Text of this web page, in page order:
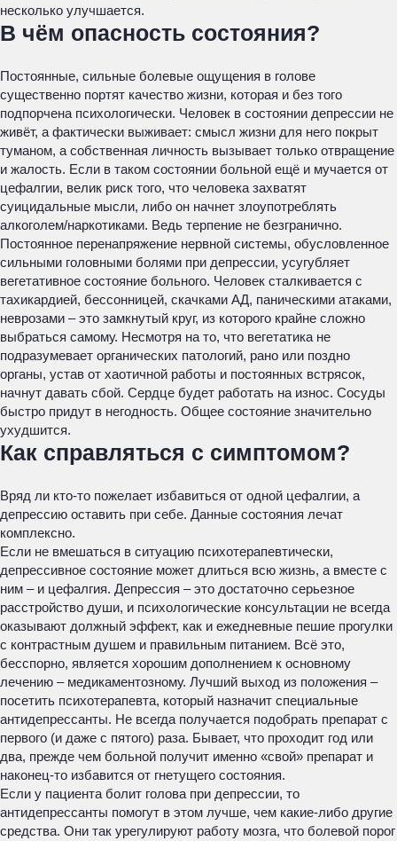
несколько улучшается.
В чём опасность состояния?
Постоянные, сильные болевые ощущения в голове
существенно портят качество жизни, которая и без того
подпорчена психологически. Человек в состоянии депрессии не
живёт, а фактически выживает: смысл жизни для него покрыт
туманом, а собственная личность вызывает только отвращение
и жалость. Если в таком состоянии больной ещё и мучается от
цефалгии, велик риск того, что человека захватят
суицидальные мысли, либо он начнет злоупотреблять
алкоголем/наркотиками. Ведь терпение не безгранично.
Постоянное перенапряжение нервной системы, обусловленное
сильными головными болями при депрессии, усугубляет
вегетативное состояние больного. Человек сталкивается с
тахикардией, бессонницей, скачками АД, паническими атаками,
неврозами – это замкнутый круг, из которого крайне сложно
выбраться самому. Несмотря на то, что вегетатика не
подразумевает органических патологий, рано или поздно
органы, устав от хаотичной работы и постоянных встрясок,
начнут давать сбой. Сердце будет работать на износ. Сосуды
быстро придут в негодность. Общее состояние значительно
ухудшится.
Как справляться с симптомом?
Вряд ли кто-то пожелает избавиться от одной цефалгии, а
депрессию оставить при себе. Данные состояния лечат
комплексно.
Если не вмешаться в ситуацию психотерапевтически,
депрессивное состояние может длиться всю жизнь, а вместе с
ним – и цефалгия. Депрессия – это достаточно серьезное
расстройство души, и психологические консультации не всегда
оказывают должный эффект, как и ежедневные пешие прогулки
с контрастным душем и правильным питанием. Всё это,
бесспорно, является хорошим дополнением к основному
лечению – медикаментозному. Лучший выход из положения –
посетить психотерапевта, который назначит специальные
антидепрессанты. Не всегда получается подобрать препарат с
первого (и даже с пятого) раза. Бывает, что проходит год или
два, прежде чем больной получит именно «свой» препарат и
наконец-то избавится от гнетущего состояния.
Если у пациента болит голова при депрессии, то
антидепрессанты помогут в этом лучше, чем какие-либо другие
средства. Они так урегулируют работу мозга, что болевой порог